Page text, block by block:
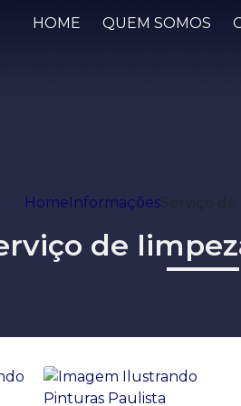
HOME QUEM SOMOS
HomeInformaçõesServiço
de